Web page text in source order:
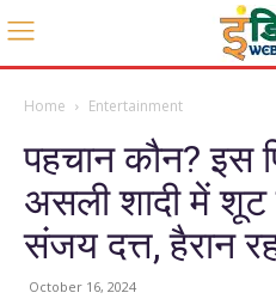
Home Entertainment
पहचान कौन? इस
असली शादी में
संजय दत्त, हैरान
October 16, 2024